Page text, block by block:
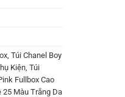
Túi Chanel Boy
Kiện Túi
Fullbox Cao
25 Màu Trắng Da